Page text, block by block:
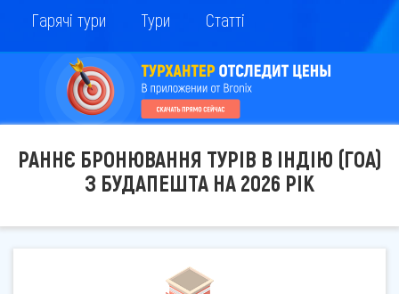
Гарячі тури Тури Статті
РАННЄ БРОНЮВАННЯ ТУРІВ В ІНДІЮ (ГОА)
З БУДАПЕШТА НА 2026 РІК